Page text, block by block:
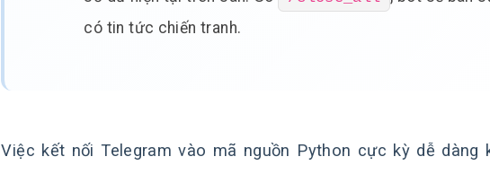
có tin tức chiến tranh.
Việc kết nối Telegram vào mã nguồn Python cực kỳ dễ